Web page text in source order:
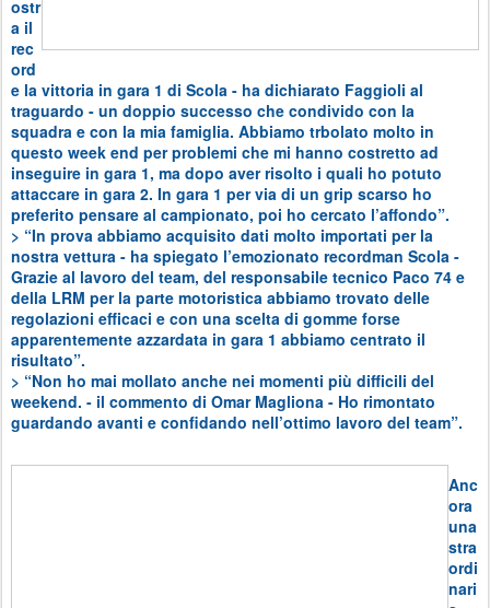
ostr
a il
rec
ord
e la vittoria in gara 1 di Scola - ha dichiarato Faggioli al
traguardo - un doppio successo che condivido con la
squadra e con la mia famiglia. Abbiamo trbolato molto in
questo week end per problemi che mi hanno costretto ad
inseguire in gara 1, ma dopo aver risolto i quali ho potuto
attaccare in gara 2. In gara 1 per via di un grip scarso ho
preferito pensare al campionato, poi ho cercato l’affondo”.
> “In prova abbiamo acquisito dati molto importati per la
nostra vettura - ha spiegato l’emozionato recordman Scola -
Grazie al lavoro del team, del responsabile tecnico Paco 74 e
della LRM per la parte motoristica abbiamo trovato delle
regolazioni efficaci e con una scelta di gomme forse
apparentemente azzardata in gara 1 abbiamo centrato il
risultato”.
> “Non ho mai mollato anche nei momenti più difficili del
weekend. - il commento di Omar Magliona - Ho rimontato
guardando avanti e confidando nell’ottimo lavoro del team”.
Anc
ora
una
stra
ordi
nari